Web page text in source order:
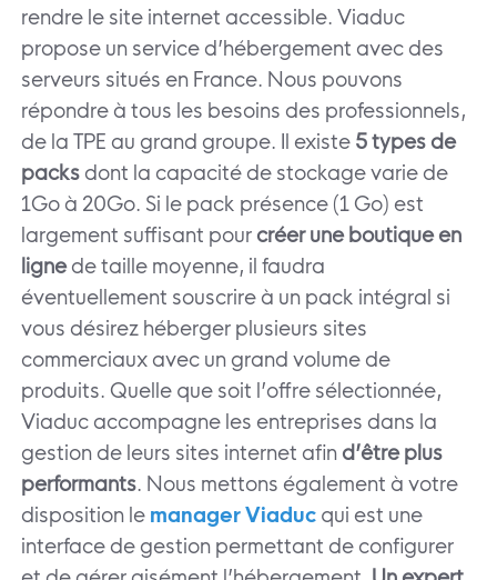
rendre le site internet accessible. Viaduc
propose un service d’hébergement avec des
serveurs situés en France. Nous pouvons
répondre à tous les besoins des professionnels,
de la TPE au grand groupe. Il existe 5 types de
packs dont la capacité de stockage varie de
1Go à 20Go. Si le pack présence (1 Go) est
largement suffisant pour créer une boutique en
lignede taille moyenne, il faudra
éventuellement souscrire à un pack intégral si
vous désirez héberger plusieurs sites
commerciaux avec un grand volume de
produits. Quelle que soit l’offre sélectionnée,
Viaduc accompagne les entreprises dans la
gestion de leurs sites internet afin d’être plus
performants. Nous mettons également à votre
disposition le manager Viaduc qui est une
interface de gestion permettant de configurer